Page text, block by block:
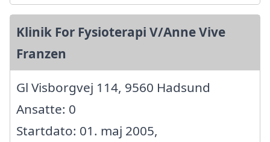
Klinik For Fysioterapi V/Anne Vive
Franzen
Gl Visborgvej 114, 9560 Hadsund
Ansatte: 0
Startdato: 01. maj 2005,